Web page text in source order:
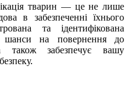
тварин — це не лише
в забезпеченні їхнього
та ідентифікована
шанси на повернення до
забезпечує вашу